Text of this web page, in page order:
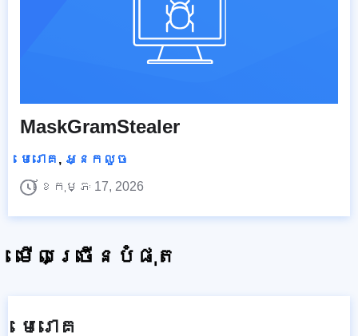
MaskGramStealer
មេរោគ , អ្នកលួច
ខែកុម្ភៈ 17, 2026
មើលច្រើនបំផុត
មេរោគ